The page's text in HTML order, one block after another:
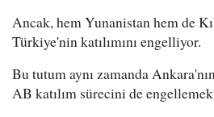
Ancak, hem Yunanistan hem de
Türkiye'nin katılımını engelliyor.
Bu tutum aynı zamanda
AB katılım sürecini de